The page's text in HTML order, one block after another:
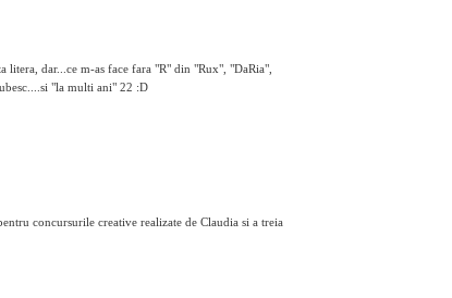
dar...ce m-as face fara "R" din "Rux", "DaRia",
"la multi ani" 22 :D
concursurile creative realizate de Claudia si a treia